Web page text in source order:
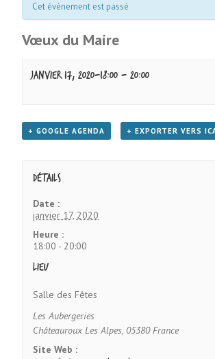
Cet évènement est passé
Vœux du Maire
janvier 17, 2020-18:00 - 20:00
+ GOOGLE AGENDA + EXPORTER VERS
Détails
Date :
janvier 17, 2020
Heure :
18:00 - 20:00
Lieu
Salle des Fêtes
Les Aubergeries
Châteauroux Les Alpes, 05380 France
Site Web :